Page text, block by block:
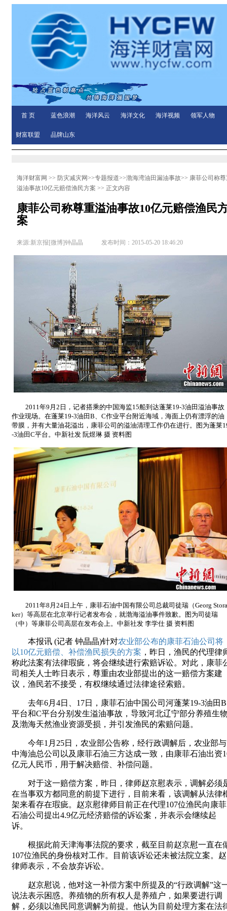
首 页 蓝色浪潮 海洋风云 海洋文化 海洋视频 领军人物
财富联盟 品牌山东
海洋财富网 >> 防灾减灾网>>专题报道>>渤海湾油田漏油事故>> 康菲公司称
溢油事故10亿元赔偿渔民方案 >> 正文内容
康菲公司称尊重溢油事故10亿元赔偿渔民
案
来源:新京报[微博]钟晶晶 发布时间：2015-05-20 18:46:20
2011年9月2日，记者搭乘的中国海监15船到达蓬莱19-3油田溢油事故
作业现场。在蓬莱19-3油田B、C作业平台附近海域，海面上仍有漂浮的油
带膜，并有大量油花溢出，康菲公司的溢油清理工作仍在进行。图为蓬莱
-3油田C平台。中新社发 阮煜琳 摄 资料图
2011年8月24日上午，康菲石油中国有限公司总裁司徒瑞（Georg Stora
ker）等高层在北京举行记者发布会，就渤海溢油事件致歉。图为司徒瑞
（中）等康菲公司高层在发布会上。中新社发 李学仕 摄 资料图
本报讯 (记者 钟晶晶)针对农业部公布的康菲石油公司将
以10亿元赔偿、补偿渔民损失的方案 ，昨日，渔民的代理律
称此法案有法律瑕疵，将会继续进行索赔诉讼。对此，康菲
司相关人士昨日表示，尊重由农业部提出的这一赔偿方案建
议，渔民若不接受，有权继续通过法律途径索赔。
去年6月4日、17日，康菲石油中国公司河蓬莱19-3油田B
平台和C平台分别发生溢油事故，导致河北辽宁部分养殖生
及渤海天然渔业资源受损，并引发渔民的索赔问题。
今年1月25日，农业部公告称，经行政调解后，农业部与
中海油总公司以及康菲石油三方达成一致，由康菲石油出资
亿元人民币，用于解决赔偿、补偿问题。
对于这一赔偿方案，昨日，律师赵京慰表示，调解必须
在当事双方都同意的前提下进行，目前来看，该调解从法律
架来看存在瑕疵。赵京慰律师目前正在代理107位渔民向康菲
石油公司提出4.9亿元经济赔偿的诉讼案，并表示会继续起
诉。
根据此前天津海事法院的要求，截至目前赵京慰一直在
107位渔民的身份核对工作。目前该诉讼还未被法院立案。赵
律师表示，不会放弃诉讼。
赵京慰说，他对这一补偿方案中所提及的“行政调解”这
说法表示困惑。养殖物的所有权人是养殖户，如果要进行调
解，必须以渔民同意调解为前提。他认为目前处理方案在法